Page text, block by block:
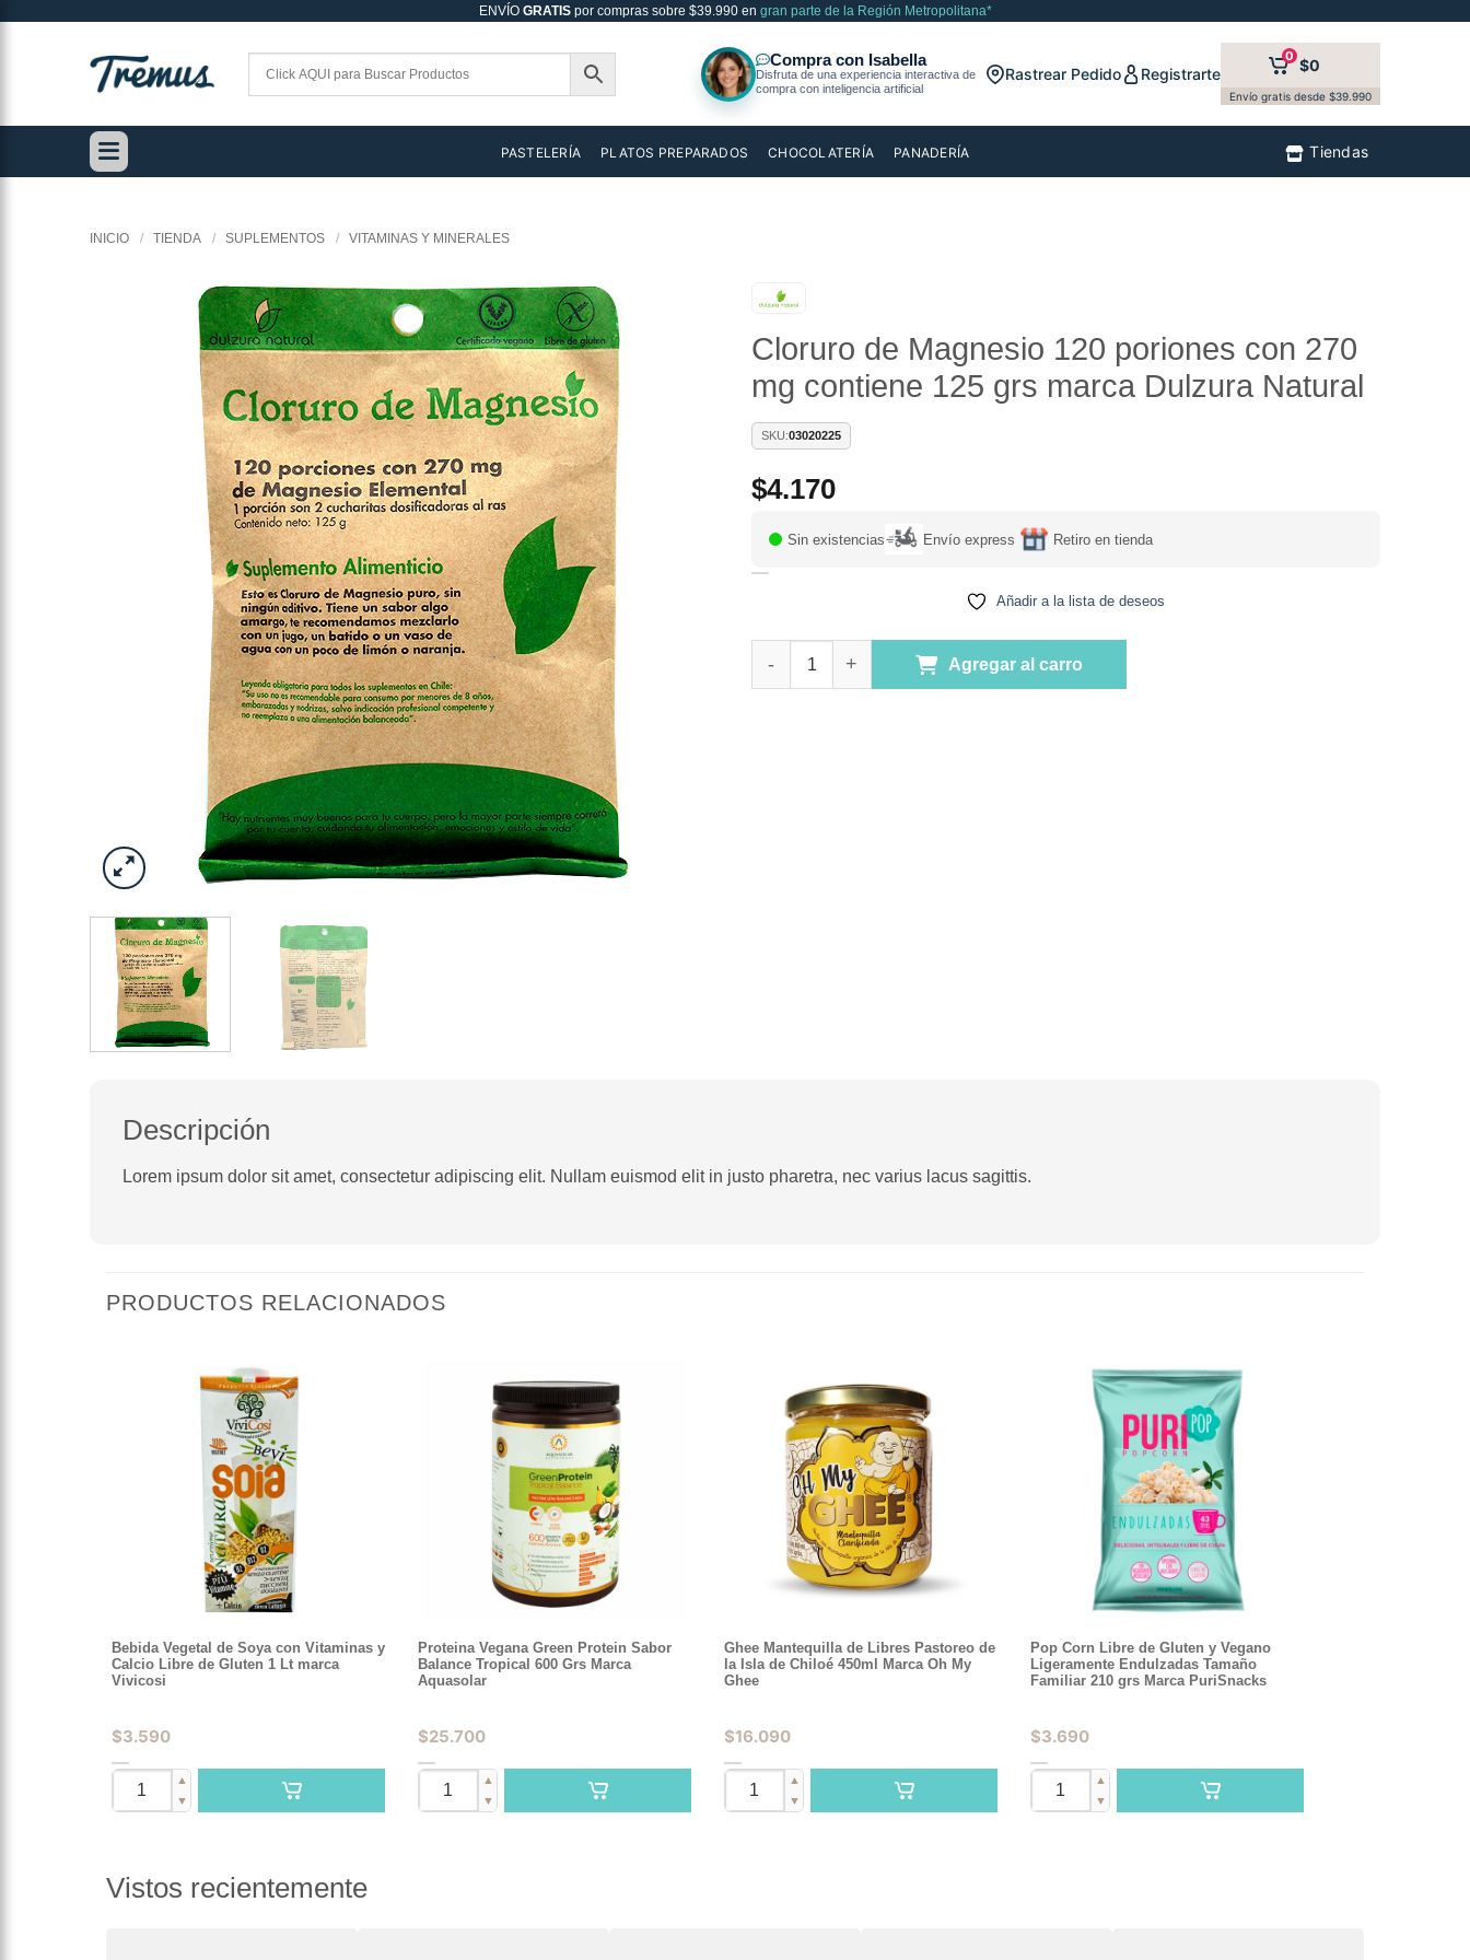
ENVÍO GRATISpor compras sobre $39.990 en gran parte de la Región Metropolitana*
Rastrear Pedido Registrarte
0 $0
Envío gratis desde $39.990
PASTELERÍA PLATOS PREPARADOS CHOCOLATERÍA PANADERÍA Tiendas
INICIO / TIENDA / SUPLEMENTOS / VITAMINAS Y MINERALES
Cloruro de Magnesio 120 poriones con 270
mg contiene 125 grs marca Dulzura Natural
SKU:03020225
$4.170
Sin existencias Envío express Retiro en tienda
Añadir a la lista de deseos
Cloruro de Magnesio 120 poriones con 270 mg contiene 125 grs marca Dulzura Natural cantidad
Agregar al carro
Descripción
Lorem ipsum dolor sit amet, consectetur adipiscing elit. Nullam euismod elit in justo pharetra, nec varius lacus sagittis.
PRODUCTOS RELACIONADOS
Bebida Vegetal de Soya con Vitaminas y
Calcio Libre de Gluten 1 Lt marca
Vivicosi
$3.590
▲
▼
Proteina Vegana Green Protein Sabor
Balance Tropical 600 Grs Marca
Aquasolar
$25.700
▲
▼
Ghee Mantequilla de Libres Pastoreo de
la Isla de Chiloé 450ml Marca Oh My
Ghee
$16.090
▲
▼
Pop Corn Libre de Gluten y Vegano
Ligeramente Endulzadas Tamaño
Familiar 210 grs Marca PuriSnacks
$3.690
▲
▼
Vistos recientemente